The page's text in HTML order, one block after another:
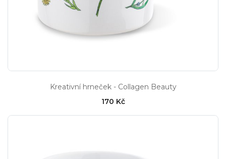
Kreativní hrneček - Collagen Beauty
170 Kč